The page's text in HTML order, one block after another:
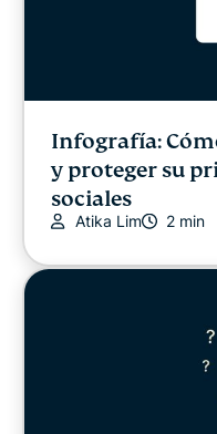
Infografía:
y proteger su
sociales
Atika Lim 2 min